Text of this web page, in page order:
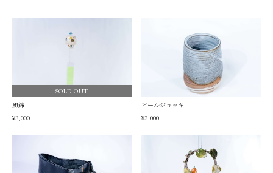
SOLD OUT
風鈴
¥3,000
ビールジョッキ
¥3,000